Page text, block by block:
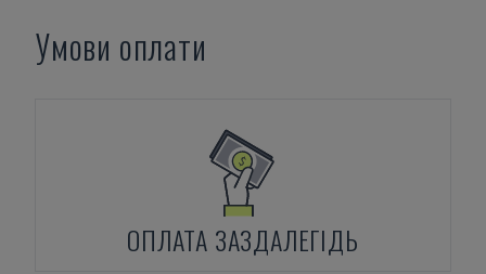
Умови оплати
ОПЛАТА ЗАЗДАЛЕГІДЬ